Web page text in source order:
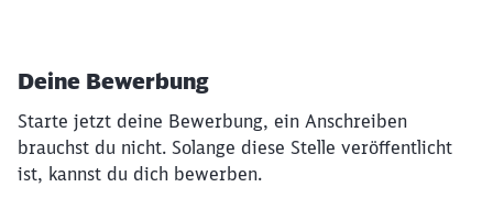
Deine Bewerbung
Starte jetzt deine Bewerbung, ein Anschreiben
brauchst du nicht. Solange diese Stelle veröffentlicht
ist, kannst du dich bewerben.